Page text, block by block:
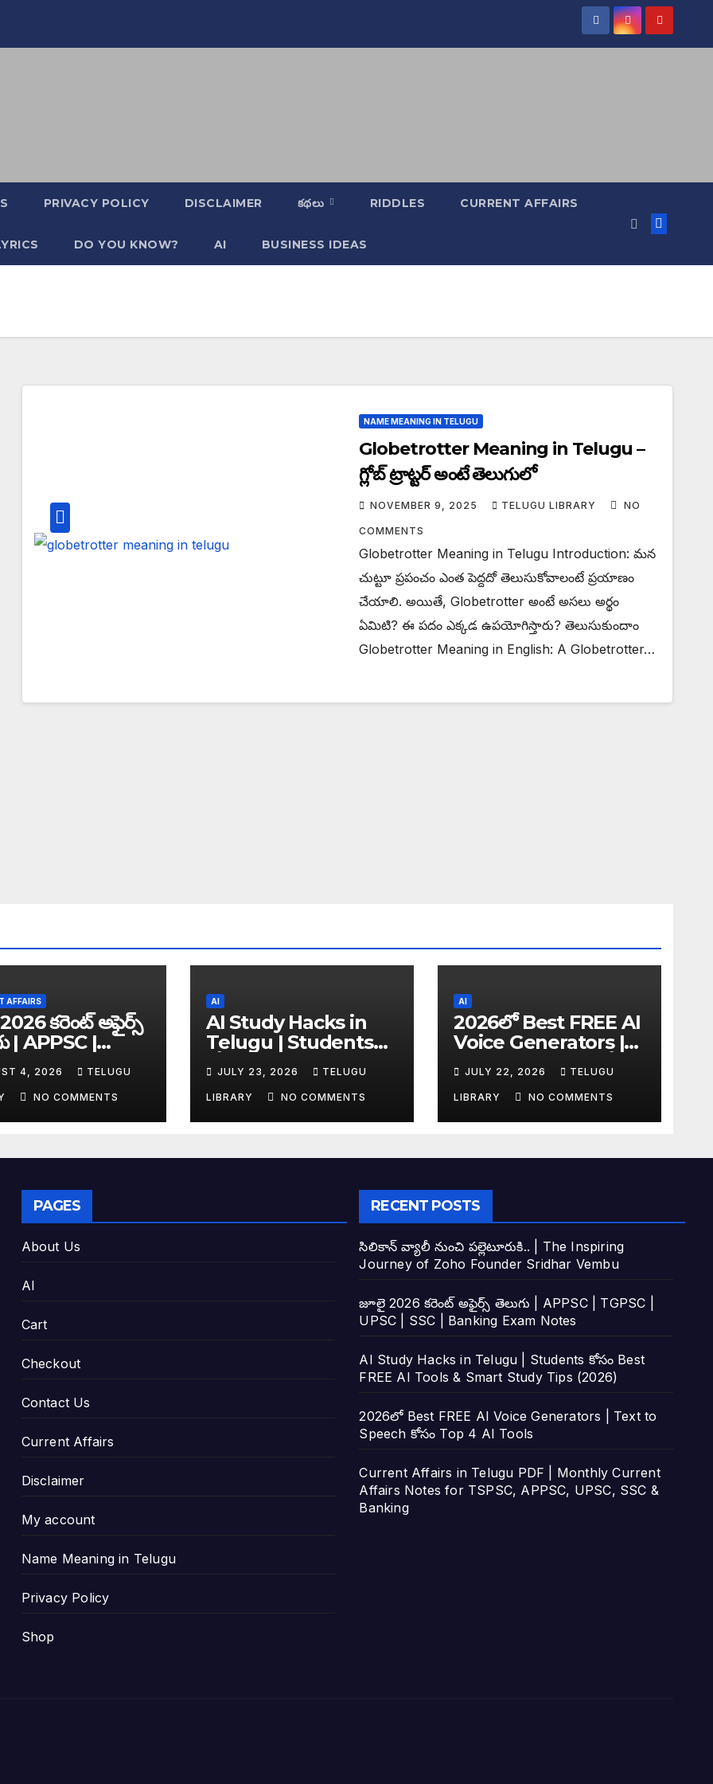
PRIVACY POLICY DISCLAIMER కథలు RIDDLES CURRENT AFFAIRS
DO YOU KNOW? AI BUSINESS IDEAS
NAME MEANING IN TELUGU
Globetrotter Meaning in Telugu –
గ్లోబ్ ట్రాట్టర్ అంటే తెలుగులో
NOVEMBER 9, 2025 TELUGU LIBRARY NO
COMMENTS
Globetrotter Meaning in Telugu Introduction: మన
చుట్టూ ప్రపంచం ఎంత పెద్దదో తెలుసుకోవాలంటే ప్రయాణం
చేయాలి. అయితే, Globetrotter అంటే అసలు అర్థం
ఏమిటి? ఈ పదం ఎక్కడ ఉపయోగిస్తారు? తెలుసుకుందాం
Globetrotter Meaning in English: A Globetrotter…
AFFAIRS
కరెంట్ అఫైర్స్
| APPSC |
| UPSC | SSC |
Exam
4, 2026 TELUGU
NO COMMENTS
AI
AI Study Hacks in
Telugu | Students
కోసం Best FREE AI
Tools & Smart Study
Tips (2026)
JULY 23, 2026 TELUGU
LIBRARY NO COMMENTS
AI
2026లో Best FREE AI
Voice Generators |
Text to Speech కోసం
Top 4 AI Tools
JULY 22, 2026 TELUGU
LIBRARY NO COMMENTS
PAGES
About Us
AI
Cart
Checkout
Contact Us
Current Affairs
Disclaimer
My account
Name Meaning in Telugu
Privacy Policy
Shop
RECENT POSTS
సిలికాన్ వ్యాలీ నుంచి పల్లెటూరుకి.. | The Inspiring
Journey of Zoho Founder Sridhar Vembu
జూలై 2026 కరెంట్ అఫైర్స్ తెలుగు | APPSC | TGPSC |
UPSC | SSC | Banking Exam Notes
AI Study Hacks in Telugu | Students కోసం Best
FREE AI Tools & Smart Study Tips (2026)
2026లో Best FREE AI Voice Generators | Text to
Speech కోసం Top 4 AI Tools
Current Affairs in Telugu PDF | Monthly Current
Affairs Notes for TSPSC, APPSC, UPSC, SSC &
Banking